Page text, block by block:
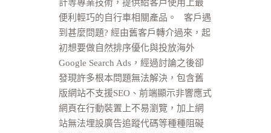
計等專業技術，提供給客戶使用上最
便利輕巧的自行車相關產品。 客戶遇
到甚麼問題? 經由舊客戶轉介過來，起
初想要做自然排序優化與投放海外
Google Search Ads，經過討論之後卻
發現許多根本問題無法解決，包含舊
版網站不支援SEO、前端顯示非響應式
網頁在行動裝置上不易瀏覽，加上網
站無法埋設廣告追蹤代碼等種種阻礙